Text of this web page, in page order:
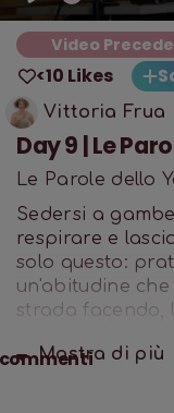
Video
<10 Likes
Vittoria Frua
Day 9 | Le
Le Parole dello
Sedersi a
respirare e
solo questo:
un'abitudine
strada facendo,
ed è una parola
Mostra di più